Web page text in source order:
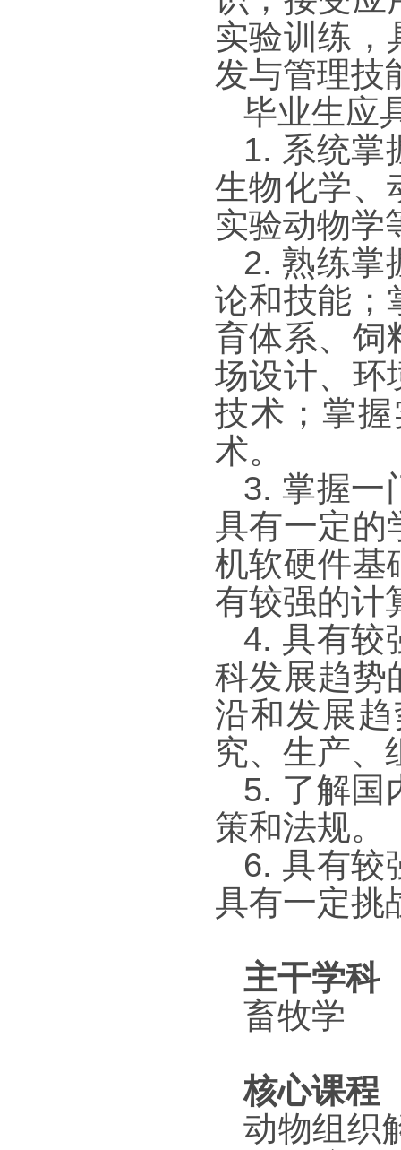
实验训练，
发与管理技
毕业生应
1. 系统掌
生物化学、
实验动物学
2. 熟练掌
论和技能；
育体系、饲
场设计、环
技术；掌
术。
3. 掌握一
具有一定的
机软硬件基
有较强的计
4. 具有较
科发展趋势
沿和发展
究、生产、
5. 了解国
策和法规。
6. 具有较
具有一定挑
主干学科
畜牧学
核心课程
动物组织